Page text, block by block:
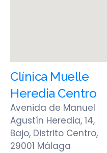
Clínica Muelle
Heredia Centro
Avenida de Manuel
Agustín Heredia, 14,
Bajo, Distrito Centro,
29001 Málaga